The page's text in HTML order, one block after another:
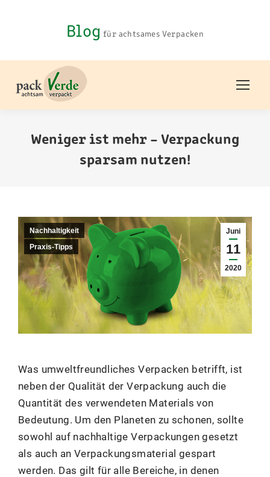
Blog für achtsames Verpacken
Weniger ist mehr – Verpackung
sparsam nutzen!
Juni
11
2020
Nachhaltigkeit
Praxis-Tipps
Was umweltfreundliches Verpacken betrifft, ist
neben der Qualität der Verpackung auch die
Quantität des verwendeten Materials von
Bedeutung. Um den Planeten zu schonen, sollte
sowohl auf nachhaltige Verpackungen gesetzt
als auch an Verpackungsmaterial gespart
werden. Das gilt für alle Bereiche, in denen